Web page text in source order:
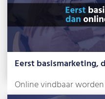
Eerst basismarketing,
Online vindbaar